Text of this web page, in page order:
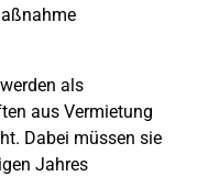
als
aus Vermietung
Dabei müssen sie
Jahres